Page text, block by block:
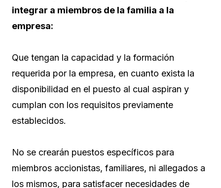
integrar a miembros de la familia a la
empresa:
Que tengan la capacidad y la formación
requerida por la empresa, en cuanto exista la
disponibilidad en el puesto al cual aspiran y
cumplan con los requisitos previamente
establecidos.
No se crearán puestos específicos para
miembros accionistas, familiares, ni allegados a
los mismos, para satisfacer necesidades de